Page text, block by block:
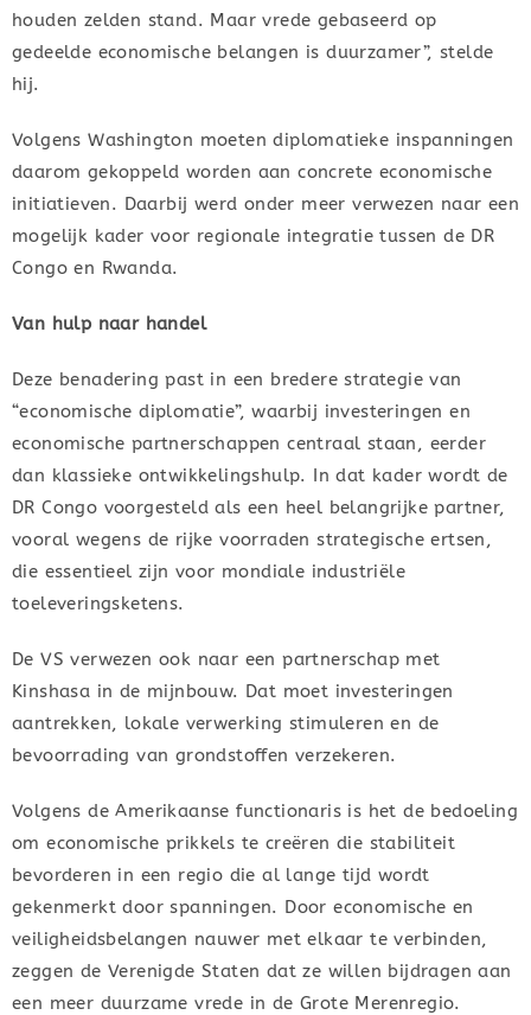
houden zelden stand. Maar vrede gebaseerd op
gedeelde economische belangen is duurzamer”, stelde
hij.
Volgens Washington moeten diplomatieke inspanningen
daarom gekoppeld worden aan concrete economische
initiatieven. Daarbij werd onder meer verwezen naar een
mogelijk kader voor regionale integratie tussen de DR
Congo en Rwanda.
Van hulp naar handel
Deze benadering past in een bredere strategie van
“economische diplomatie”, waarbij investeringen en
economische partnerschappen centraal staan, eerder
dan klassieke ontwikkelingshulp. In dat kader wordt de
DR Congo voorgesteld als een heel belangrijke partner,
vooral wegens de rijke voorraden strategische ertsen,
die essentieel zijn voor mondiale industriële
toeleveringsketens.
De VS verwezen ook naar een partnerschap met
Kinshasa in de mijnbouw. Dat moet investeringen
aantrekken, lokale verwerking stimuleren en de
bevoorrading van grondstoffen verzekeren.
Volgens de Amerikaanse functionaris is het de bedoeling
om economische prikkels te creëren die stabiliteit
bevorderen in een regio die al lange tijd wordt
gekenmerkt door spanningen. Door economische en
veiligheidsbelangen nauwer met elkaar te verbinden,
zeggen de Verenigde Staten dat ze willen bijdragen aan
een meer duurzame vrede in de Grote Merenregio.